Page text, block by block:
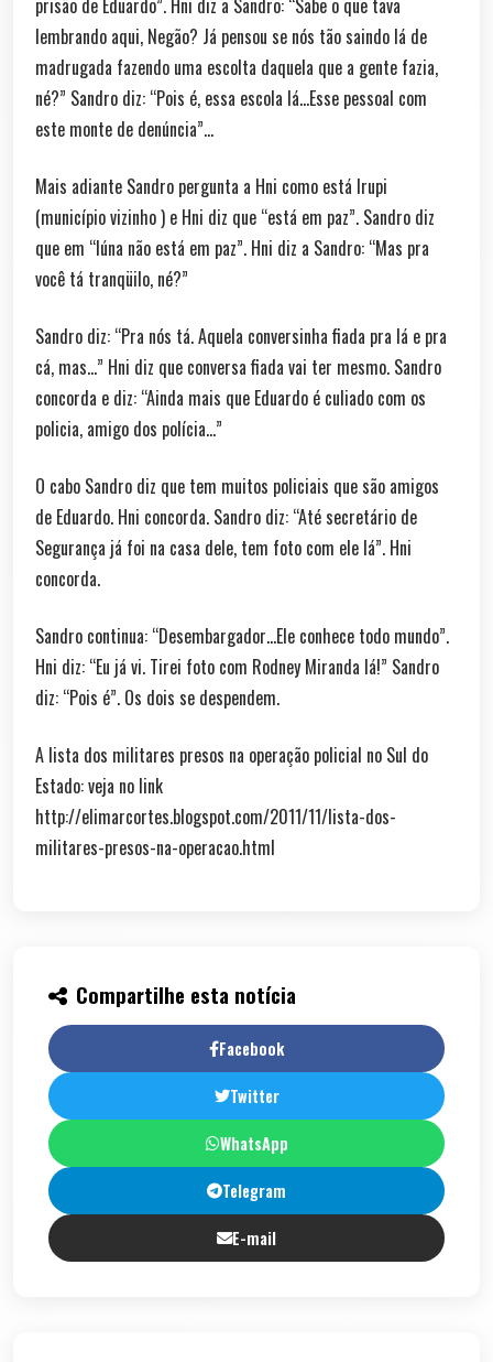
prisão de Eduardo”. Hni diz a Sandro: “Sabe o que tava
lembrando aqui, Negão? Já pensou se nós tão saindo lá de
madrugada fazendo uma escolta daquela que a gente fazia,
né?” Sandro diz: “Pois é, essa escola lá…Esse pessoal com
este monte de denúncia”…
Mais adiante Sandro pergunta a Hni como está Irupi
(município vizinho ) e Hni diz que “está em paz”. Sandro diz
que em “Iúna não está em paz”. Hni diz a Sandro: “Mas pra
você tá tranqüilo, né?”
Sandro diz: “Pra nós tá. Aquela conversinha fiada pra lá e pra
cá, mas…” Hni diz que conversa fiada vai ter mesmo. Sandro
concorda e diz: “Ainda mais que Eduardo é culiado com os
policia, amigo dos polícia…”
O cabo Sandro diz que tem muitos policiais que são amigos
de Eduardo. Hni concorda. Sandro diz: “Até secretário de
Segurança já foi na casa dele, tem foto com ele lá”. Hni
concorda.
Sandro continua: “Desembargador…Ele conhece todo mundo”.
Hni diz: “Eu já vi. Tirei foto com Rodney Miranda lá!” Sandro
diz: “Pois é”. Os dois se despendem.
A lista dos militares presos na operação policial no Sul do
Estado: veja no link
http://elimarcortes.blogspot.com/2011/11/lista-dos-
militares-presos-na-operacao.html
Compartilhe esta notícia
Facebook
Twitter
WhatsApp
Telegram
E-mail